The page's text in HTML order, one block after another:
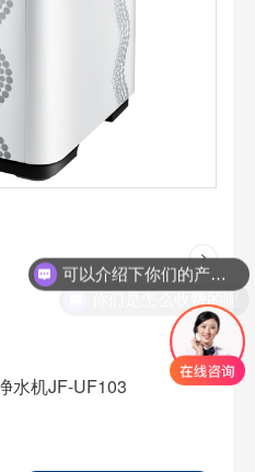
水机JF-UF103
可以介绍下你们的产品么
你们是怎么收费的呢